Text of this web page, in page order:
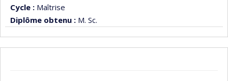
Cycle : Maîtrise
Diplôme obtenu : M. Sc.